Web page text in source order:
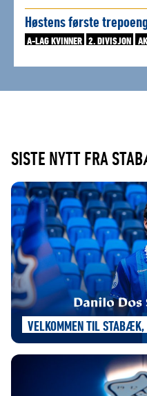
Høstens første
A-LAG KVINNER 2. DIVISJON
SISTE NYTT FRA
VELKOMMEN TIL STABÆK,